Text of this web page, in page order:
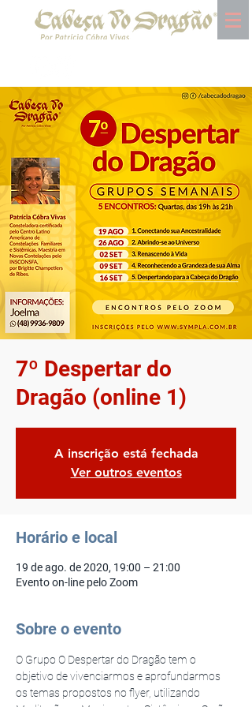
7º Despertar do
Dragão (online 1)
A inscrição está fechada
Ver outros eventos
Horário e local
19 de ago. de 2020, 19:00 – 21:00
Evento on-line pelo Zoom
Sobre o evento
O Grupo O Despertar do Dragão tem o
objetivo de vivenciarmos e aprofundarmos
os temas propostos no flyer, utilizando